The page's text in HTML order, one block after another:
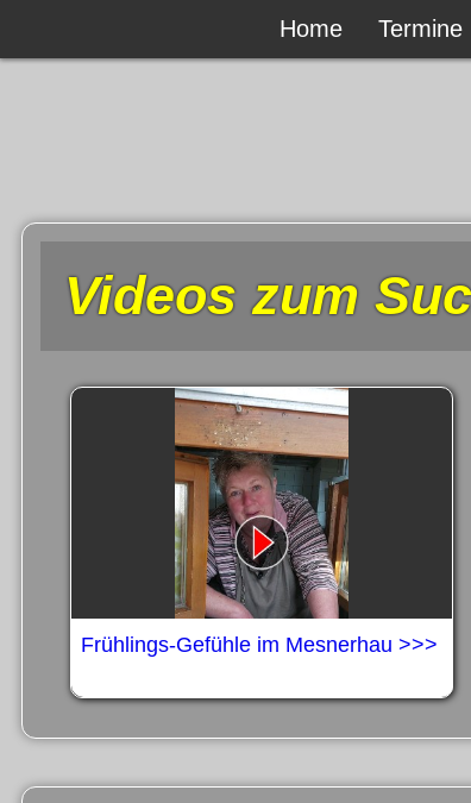
Home Termine
Videos zum
Frühlings-Gefühle im Mesnerhau >>>
Home Termine